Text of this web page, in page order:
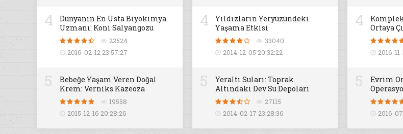
4
Dünyanın En Usta Biyokimya
Uzmanı: Koni Salyangozu
22524
2016-02-12 23:57:27
Bebeğe Yaşam Veren Doğal
Krem: Verniks Kazeoza
19558
2015-12-16 20:28:26
4
Yıldızların Yeryüzündeki
Yaşama Etkisi
33040
2014-12-05 20:32:22
Yeraltı Suları: Toprak
Altındaki Dev Su Depoları
27115
2014-02-17 23:28:36
4
Ortaya
2016-
Evrim
2016-